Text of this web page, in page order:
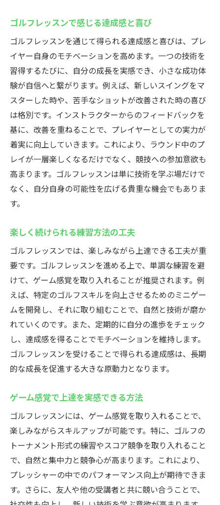
ゴルフレッスンで感じる達成感と喜び
ゴルフレッスンを通じて得られる達成感と喜びは、プレ
イヤー自身のモチベーションを高めます。一つの技術を
習得するたびに、自分の成長を実感でき、小さな成功体
験が自信へと繋がります。例えば、新しいスイングをマ
スターした時や、苦手なショットが改善された時の喜び
は格別です。インストラクターからのフィードバックを
基に、改善を重ねることで、プレイヤーとしての実力が
着実に向上していきます。これにより、ラウンド中のプ
レイが一層楽しくなるだけでなく、競技への参加意欲も
高まります。ゴルフレッスンは単に技術を学ぶ場だけで
なく、自分自身の可能性を広げる貴重な機会でもありま
す。
楽しく続けられる練習方法の工夫
ゴルフレッスンでは、楽しみながら上達できる工夫が重
要です。ゴルフレッスンを進める上で、単調な練習を避
けて、ゲーム感覚を取り入れることが推奨されます。例
えば、特定のゴルフスキルを向上させるためのミニゲー
ムを開発し、それに取り組むことで、自然と技術が磨か
れていくのです。また、定期的に自分の進歩をチェック
し、達成感を得ることでモチベーションを維持します。
ゴルフレッスンを受けることで得られる達成感は、長期
的な成長を促進する大きな原動力となります。
ゲーム感覚で上達を実感できる方法
ゴルフレッスンには、ゲーム感覚を取り入れることで、
楽しみながらスキルアップが可能です。特に、ゴルフの
トーナメント形式の練習やスコア競争を取り入れること
で、自然と集中力と競争心が高まります。これにより、
プレッシャーの中でのパフォーマンス向上が期待できま
す。さらに、友人や他の受講者と共に競い合うことで、